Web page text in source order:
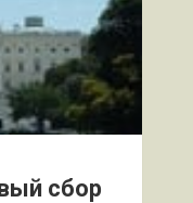
сбор